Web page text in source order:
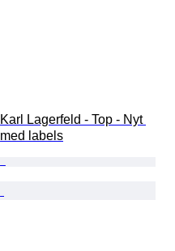
Karl Lagerfeld - Top - Nyt
med labels